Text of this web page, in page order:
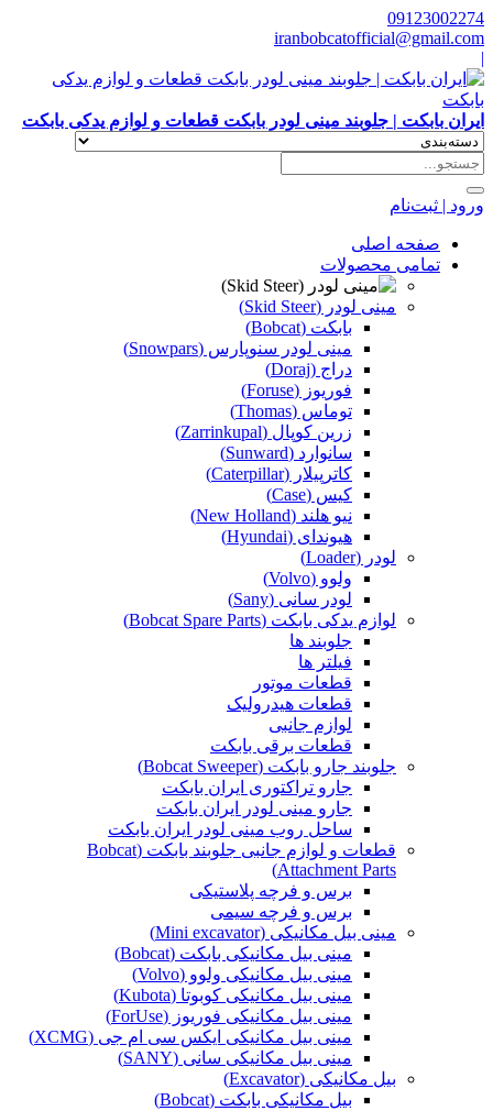
09123002274
iranbobcatofficial@gmail.com
|
ایران بابکت | جلوبند مینی لودر بابکت قطعات و لوازم یدکی بابکت
ورود | ثبت‌نام
صفحه اصلی
تمامی محصولات
مینی لودر (Skid Steer)
بابکت (Bobcat)
مینی لودر سنوپارس (Snowpars)
دراج (Doraj)
فوریوز (Foruse)
توماس (Thomas)
زرین کوپال (Zarrinkupal)
سانوارد (Sunward)
کاترپیلار (Caterpillar)
کیس (Case)
نیو هلند (New Holland)
هیوندای (Hyundai)
لودر (Loader)
ولوو (Volvo)
لودر سانی (Sany)
لوازم یدکی بابکت (Bobcat Spare Parts)
جلوبند ها
فیلتر ها
قطعات موتور
قطعات هیدرولیک
لوازم جانبی
قطعات برقی بابکت
جلوبند جارو بابکت (Bobcat Sweeper)
جارو تراکتوری ایران بابکت
جارو مینی لودر ایران بابکت
ساحل روب مینی لودر ایران بابکت
قطعات و لوازم جانبی جلوبند بابکت (Bobcat
Attachment Parts)
برس و فرچه پلاستیکی
برس و فرچه سیمی
مینی بیل مکانیکی (Mini excavator)
مینی بیل مکانیکی بابکت (Bobcat)
مینی بیل مکانیکی ولوو (Volvo)
مینی بیل مکانیکی کوبوتا (Kubota)
مینی بیل مکانیکی فوریوز (ForUse)
مینی بیل مکانیکی ایکس سی ام جی (XCMG)
مینی بیل مکانیکی سانی (SANY)
بیل مکانیکی (Excavator)
بیل مکانیکی بابکت (Bobcat)